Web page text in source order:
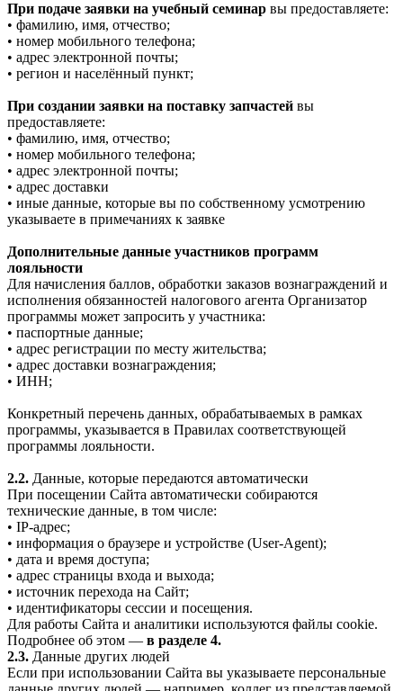
При подаче заявки на учебный семинар вы предоставляете:
• фамилию, имя, отчество;
• номер мобильного телефона;
• адрес электронной почты;
• регион и населённый пункт;
При создании заявки на поставку запчастей вы
предоставляете:
• фамилию, имя, отчество;
• номер мобильного телефона;
• адрес электронной почты;
• адрес доставки
• иные данные, которые вы по собственному усмотрению
указываете в примечаниях к заявке
Дополнительные данные участников программ
лояльности
Для начисления баллов, обработки заказов вознаграждений и
исполнения обязанностей налогового агента Организатор
программы может запросить у участника:
• паспортные данные;
• адрес регистрации по месту жительства;
• адрес доставки вознаграждения;
• ИНН;
Конкретный перечень данных, обрабатываемых в рамках
программы, указывается в Правилах соответствующей
программы лояльности.
2.2. Данные, которые передаются автоматически
При посещении Сайта автоматически собираются
технические данные, в том числе:
• IP-адрес;
• информация о браузере и устройстве (User-Agent);
• дата и время доступа;
• адрес страницы входа и выхода;
• источник перехода на Сайт;
• идентификаторы сессии и посещения.
Для работы Сайта и аналитики используются файлы cookie.
Подробнее об этом — в разделе 4.
2.3. Данные других людей
Если при использовании Сайта вы указываете персональные